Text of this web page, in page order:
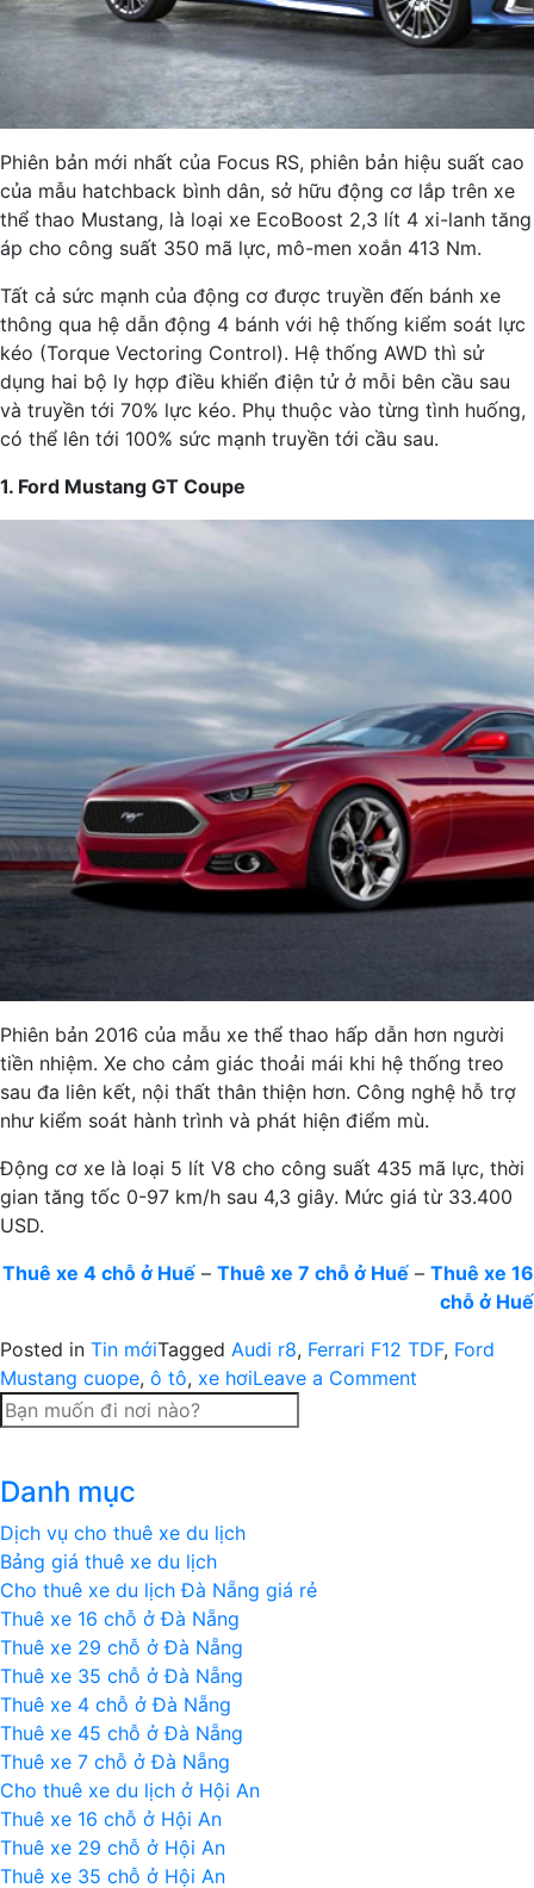
Phiên bản mới nhất của Focus RS, phiên bản hiệu suất cao
của mẫu hatchback bình dân, sở hữu động cơ lắp trên xe
thể thao Mustang, là loại xe EcoBoost 2,3 lít 4 xi-lanh tăng
áp cho công suất 350 mã lực, mô-men xoắn 413 Nm.
Tất cả sức mạnh của động cơ được truyền đến bánh xe
thông qua hệ dẫn động 4 bánh với hệ thống kiểm soát lực
kéo (Torque Vectoring Control). Hệ thống AWD thì sử
dụng hai bộ ly hợp điều khiển điện tử ở mỗi bên cầu sau
và truyền tới 70% lực kéo. Phụ thuộc vào từng tình huống,
có thể lên tới 100% sức mạnh truyền tới cầu sau.
1. Ford Mustang GT Coupe
Phiên bản 2016 của mẫu xe thể thao hấp dẫn hơn người
tiền nhiệm. Xe cho cảm giác thoải mái khi hệ thống treo
sau đa liên kết, nội thất thân thiện hơn. Công nghệ hỗ trợ
như kiểm soát hành trình và phát hiện điểm mù.
Động cơ xe là loại 5 lít V8 cho công suất 435 mã lực, thời
gian tăng tốc 0-97 km/h sau 4,3 giây. Mức giá từ 33.400
USD.
Thuê xe 4 chỗ ở Huế – Thuê xe 7 chỗ ở Huế – Thuê xe 16
chỗ ở Huế
Posted in Tin mớiTagged Audi r8, Ferrari F12 TDF, Ford
Mustang cuope, ô tô, xe hơiLeave a Comment
Danh mục
Dịch vụ cho thuê xe du lịch
Bảng giá thuê xe du lịch
Cho thuê xe du lịch Đà Nẵng giá rẻ
Thuê xe 16 chỗ ở Đà Nẵng
Thuê xe 29 chỗ ở Đà Nẵng
Thuê xe 35 chỗ ở Đà Nẵng
Thuê xe 4 chỗ ở Đà Nẵng
Thuê xe 45 chỗ ở Đà Nẵng
Thuê xe 7 chỗ ở Đà Nẵng
Cho thuê xe du lịch ở Hội An
Thuê xe 16 chỗ ở Hội An
Thuê xe 29 chỗ ở Hội An
Thuê xe 35 chỗ ở Hội An